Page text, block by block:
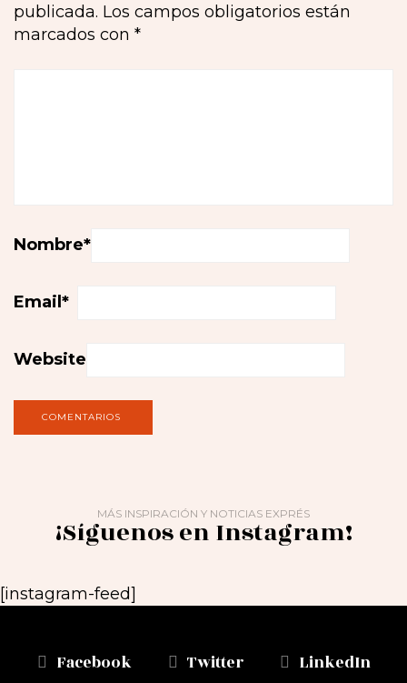
publicada. Los campos obligatorios están
marcados con *
Nombre*
Email *
Website
MÁS INSPIRACIÓN Y NOTICIAS EXPRÉS
¡Síguenos en Instagram!
[instagram-feed]
Facebook Twitter
LinkedIn